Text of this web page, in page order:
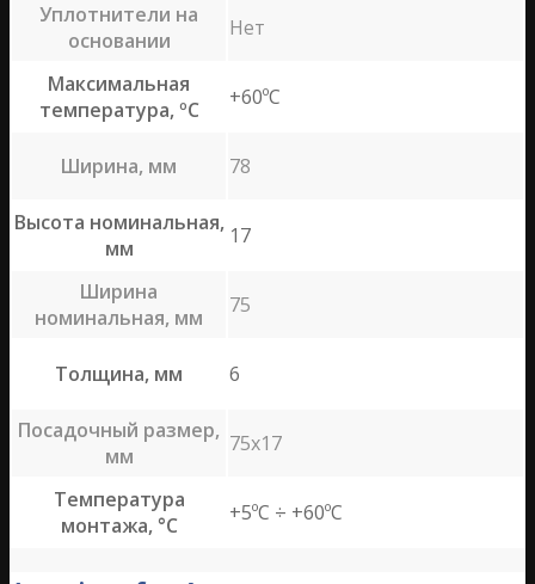
Уплотнители на
основании
Нет
Максимальная
температура, ºС
+60ºС
Ширина, мм 78
Высота номинальная,
мм
17
Ширина
номинальная, мм
75
Толщина, мм 6
Посадочный размер,
мм
75х17
Температура
монтажа, °С
+5ºС ÷ +60ºС